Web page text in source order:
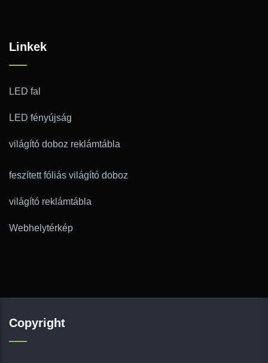
Linkek
LED fal
LED fényújság
világító doboz reklámtábla
feszített fóliás világító doboz
világító reklámtábla
Webhelytérkép
Copyright